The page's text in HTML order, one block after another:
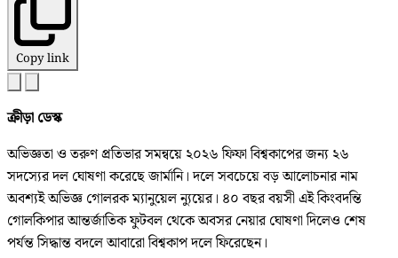
Copy link
ক্রীড়া ডেস্ক
অভিজ্ঞতা ও তরুণ প্রতিভার সমন্বয়ে ২০২৬ ফিফা বিশ্বকাপের জন্য ২৬
সদস্যের দল ঘোষণা করেছে জার্মানি। দলে সবচেয়ে বড় আলোচনার নাম
অবশ্যই অভিজ্ঞ গোলরক ম্যানুয়েল ন্যুয়ের। ৪০ বছর বয়সী এই কিংবদন্তি
গোলকিপার আন্তর্জাতিক ফুটবল থেকে অবসর নেয়ার ঘোষণা দিলেও শেষ
পর্যন্ত সিদ্ধান্ত বদলে আবারো বিশ্বকাপ দলে ফিরেছেন।